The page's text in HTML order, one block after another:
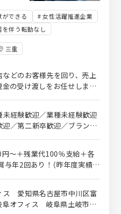
できる
女性活躍推進企業
を伴う転勤なし
三重
どのお客様先を回り、売上
の受け渡しをお任せしま
て難しくありません。 【具
◆現金の引き取り 店舗で売
預かり。 ◆現金の受け
で使う現金を店舗に受け渡し
現金計算や銀行への預け入
します。 【入社後の流
警備法や道路運送車両法、憲
未経験歓迎／業種未経験歓迎
／第二新卒歓迎／ブランク
得支援制度を利用して取得
ちも全員未経験からのスター
造スタッフ、料理人、パティ
職も様々です。警備会社と
～＋残業代100％支給＋各
年2回あり！（昨年度実績：
本給
社1年目・30代 【年収例】
愛知県名古屋市中川区富
オフィス 岐阜県土岐市泉